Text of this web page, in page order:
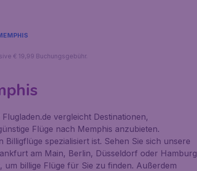
€ 19,99 Buchungsgebühr.
vergleicht Destinationen,
Flüge nach Memphis anzubieten.
Billigflüge spezialisiert ist. Sehen Sie sich unsere
am Main, Berlin, Düsseldorf oder Hamburg
um billige Flüge für Sie zu finden. Außerdem